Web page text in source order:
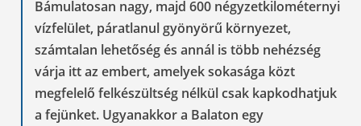
Bámulatosan nagy, majd 600 négyzetkilométernyi
vízfelület, páratlanul gyönyörű környezet,
számtalan lehetőség és annál is több nehézség
várja itt az embert, amelyek sokasága közt
megfelelő felkészültség nélkül csak kapkodhatjuk
a fejünket. Ugyanakkor a Balaton egy